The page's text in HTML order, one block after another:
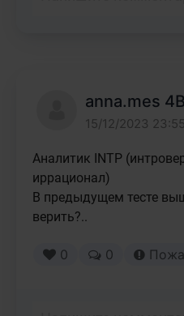
anna.mes
15/12/2023 23:55
Аналитик INTP
иррационал)
В предыдущем тесте
верить?..
0 0